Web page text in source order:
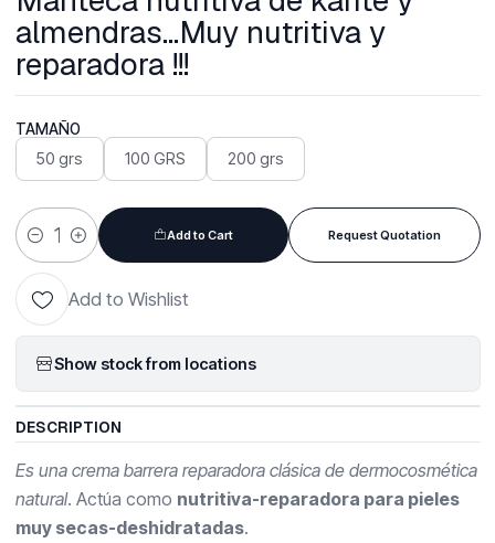
almendras...Muy nutritiva y
reparadora !!!
TAMAÑO
50 grs 100 GRS 200 grs
Quantity
Add to Cart Request Quotation
Add to Wishlist
Show stock from locations
DESCRIPTION
Es una crema barrera reparadora clásica de dermocosmética
natural. Actúa como nutritiva-reparadora para pieles
muy secas-deshidratadas.